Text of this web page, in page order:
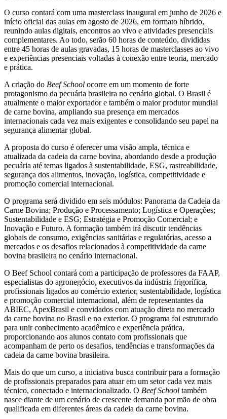
O curso contará com uma masterclass inaugural em junho de 2026 e
início oficial das aulas em agosto de 2026, em formato híbrido,
reunindo aulas digitais, encontros ao vivo e atividades presenciais
complementares. Ao todo, serão 60 horas de conteúdo, divididas
entre 45 horas de aulas gravadas, 15 horas de masterclasses ao vivo
e experiências presenciais voltadas à conexão entre teoria, mercado
e prática.
A criação do Beef School ocorre em um momento de forte
protagonismo da pecuária brasileira no cenário global. O Brasil é
atualmente o maior exportador e também o maior produtor mundial
de carne bovina, ampliando sua presença em mercados
internacionais cada vez mais exigentes e consolidando seu papel na
segurança alimentar global.
A proposta do curso é oferecer uma visão ampla, técnica e
atualizada da cadeia da carne bovina, abordando desde a produção
pecuária até temas ligados à sustentabilidade, ESG, rastreabilidade,
segurança dos alimentos, inovação, logística, competitividade e
promoção comercial internacional.
O programa será dividido em seis módulos: Panorama da Cadeia da
Carne Bovina; Produção e Processamento; Logística e Operações;
Sustentabilidade e ESG; Estratégia e Promoção Comercial; e
Inovação e Futuro. A formação também irá discutir tendências
globais de consumo, exigências sanitárias e regulatórias, acesso a
mercados e os desafios relacionados à competitividade da carne
bovina brasileira no cenário internacional.
O Beef School contará com a participação de professores da FAAP,
especialistas do agronegócio, executivos da indústria frigorífica,
profissionais ligados ao comércio exterior, sustentabilidade, logística
e promoção comercial internacional, além de representantes da
ABIEC, ApexBrasil e convidados com atuação direta no mercado
da carne bovina no Brasil e no exterior. O programa foi estruturado
para unir conhecimento acadêmico e experiência prática,
proporcionando aos alunos contato com profissionais que
acompanham de perto os desafios, tendências e transformações da
cadeia da carne bovina brasileira.
Mais do que um curso, a iniciativa busca contribuir para a formação
de profissionais preparados para atuar em um setor cada vez mais
técnico, conectado e internacionalizado. O Beef School também
nasce diante de um cenário de crescente demanda por mão de obra
qualificada em diferentes áreas da cadeia da carne bovina.